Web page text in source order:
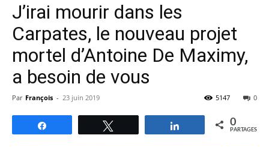
J’irai mourir dans les
Carpates, le nouveau projet
mortel d’Antoine De Maximy,
a besoin de vous
Par François - 23 juin 2019 0
5147
Partagez 0
PARTAGES